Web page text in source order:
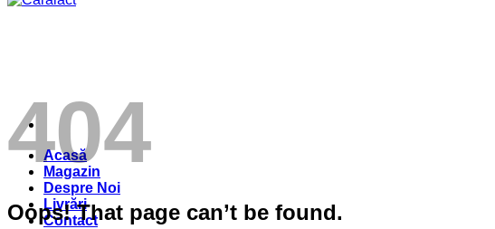
Acasă
Magazin
Despre Noi
Livrări
Contact
404
Oops! That page can’t be found.